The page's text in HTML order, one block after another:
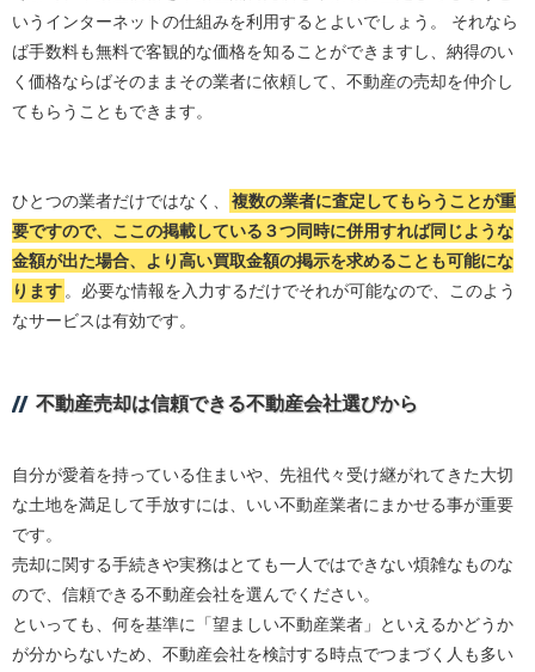
いうインターネットの仕組みを利用するとよいでしょう。 それなら
ば手数料も無料で客観的な価格を知ることができますし、納得のい
く価格ならばそのままその業者に依頼して、不動産の売却を仲介し
てもらうこともできます。
ひとつの業者だけではなく、
複数の業者に査定してもらうことが重
要ですので、ここの掲載している３つ同時に併用すれば同じような
金額が出た場合、より高い買取金額の掲示を求めることも可能にな
ります 。必要な情報を入力するだけでそれが可能なので、このよう
なサービスは有効です。
不動産売却は信頼できる不動産会社選びから
自分が愛着を持っている住まいや、先祖代々受け継がれてきた大切
な土地を満足して手放すには、いい不動産業者にまかせる事が重要
です。
売却に関する手続きや実務はとても一人ではできない煩雑なものな
ので、信頼できる不動産会社を選んでください。
といっても、何を基準に「望ましい不動産業者」といえるかどうか
が分からないため、不動産会社を検討する時点でつまづく人も多い